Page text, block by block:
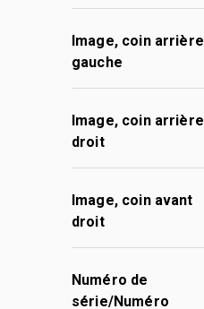
Image, coin arrière
gauche
Image, coin arrière
droit
Image, coin avant
droit
Numéro de
série/Numéro